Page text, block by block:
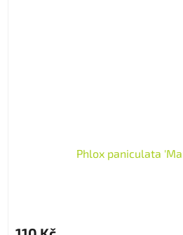
Phlox paniculata